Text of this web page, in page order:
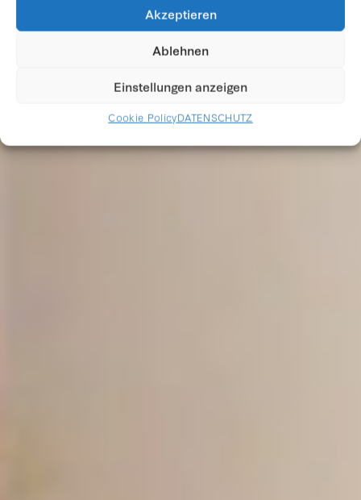
Akzeptieren
Ablehnen
Einstellungen anzeigen
Cookie PolicyDATENSCHUTZ
FOTOGRAFIEN UND
ZEICHNUNGEN